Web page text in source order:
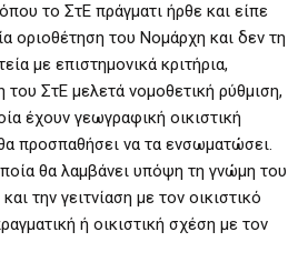
το ΣτΕ πράγματι ήρθε και είπε
οριοθέτηση του Νομάρχη και δεν τη
με επιστημονικά κριτήρια,
ΣτΕ μελετά νομοθετική ρύθμιση,
έχουν γεωγραφική οικιστική
προσπαθήσει να τα ενσωματώσει.
θα λαμβάνει υπόψη τη γνώμη του
την γειτνίαση με τον οικιστικό
ή οικιστική σχέση με τον